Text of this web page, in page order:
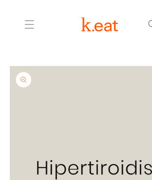
al contenido
directamente
a la
información